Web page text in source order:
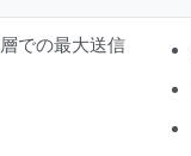
での最大送信